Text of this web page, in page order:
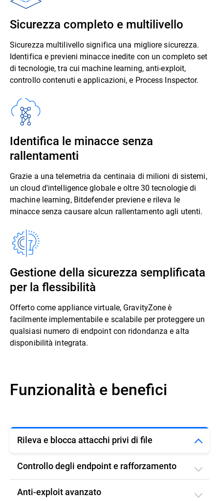
Sicurezza completo e multilivello
Sicurezza multilivello significa una migliore sicurezza.
Identifica e previeni minacce inedite con un completo set
di tecnologie, tra cui machine learning, anti-exploit,
controllo contenuti e applicazioni, e Process Inspector.
Identifica le minacce senza
rallentamenti
Grazie a una telemetria da centinaia di milioni di sistemi,
un cloud d'intelligence globale e oltre 30 tecnologie di
machine learning, Bitdefender previene e rileva le
minacce senza causare alcun rallentamento agli utenti.
Gestione della sicurezza semplificata
per la flessibilità
Offerto come appliance virtuale, GravityZone è
facilmente implementabile e scalabile per proteggere un
qualsiasi numero di endpoint con ridondanza e alta
disponibilità integrata.
Funzionalità e benefici
Rileva e blocca attacchi privi di file
Controllo degli endpoint e rafforzamento
Anti-exploit avanzato